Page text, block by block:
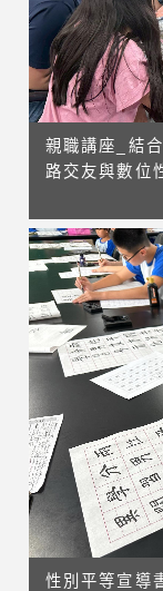
親職講座_結
路交友與數位
性別平等宣導